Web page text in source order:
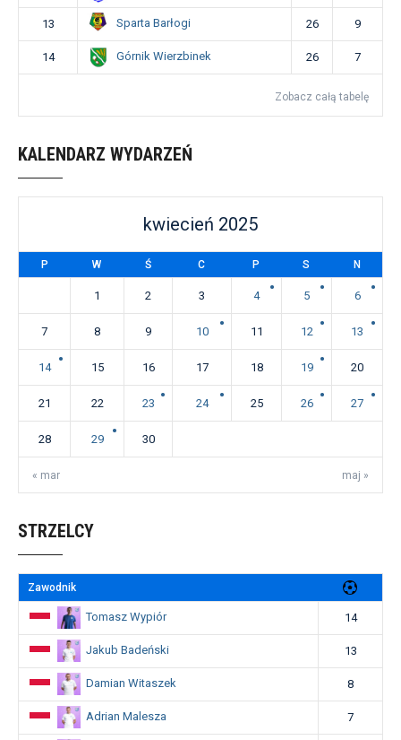
13 Sparta Barłogi 26 9
14 Górnik Wierzbinek 26 7
Zobacz całą tabelę
KALENDARZ WYDARZEŃ
kwiecień 2025
P W Ś C P S N
« mar maj »
1 2 3 4 5 6
7 8 9 10 11 12 13
14 15 16 17 18 19 20
21 22 23 24 25 26 27
28 29 30
STRZELCY
Zawodnik
Tomasz Wypiór 14
Jakub Badeński 13
Damian Witaszek 8
Adrian Malesza 7